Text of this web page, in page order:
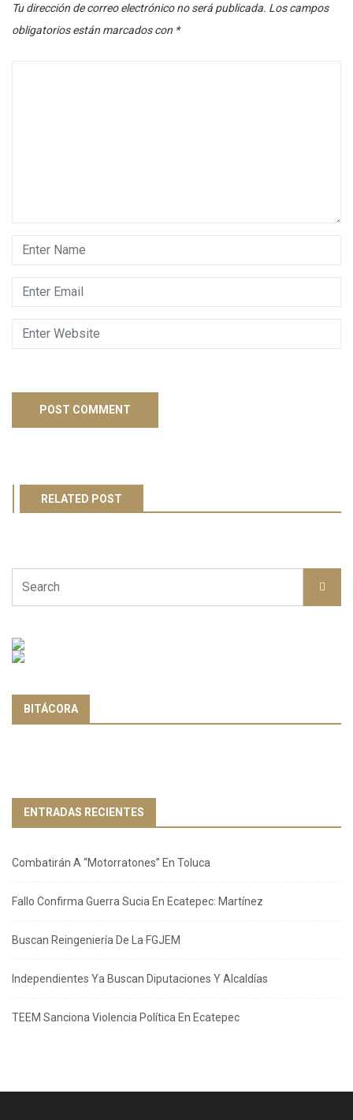
Tu dirección de correo electrónico no será publicada. Los campos
obligatorios están marcados con *
RELATED POST
BITÁCORA
ENTRADAS RECIENTES
Combatirán A “Motorratones” En Toluca
Fallo Confirma Guerra Sucia En Ecatepec: Martínez
Buscan Reingeniería De La FGJEM
Independientes Ya Buscan Diputaciones Y Alcaldías
TEEM Sanciona Violencia Política En Ecatepec